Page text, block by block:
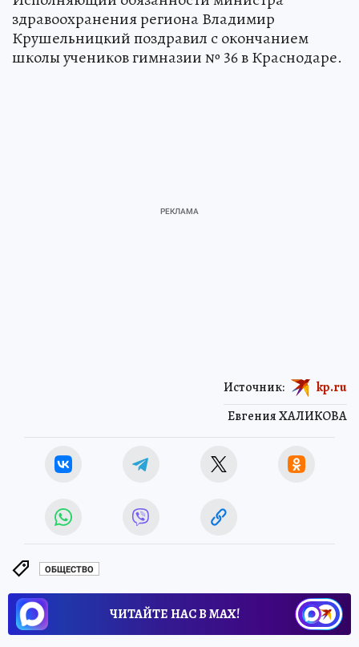
здравоохранения региона Владимир
Крушельницкий поздравил с окончанием
школы учеников гимназии № 36 в Краснодаре.
Евгения ХАЛИКОВА
Источник: kp.ru
ОБЩЕСТВО
ЧИТАЙТЕ НАС В МАХ!